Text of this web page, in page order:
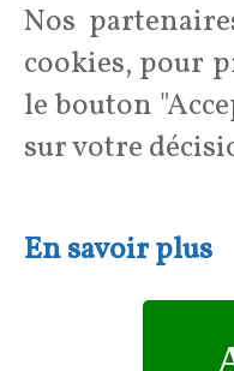
Nos
cookies, pour
le bouton
sur votre
En savoir plus